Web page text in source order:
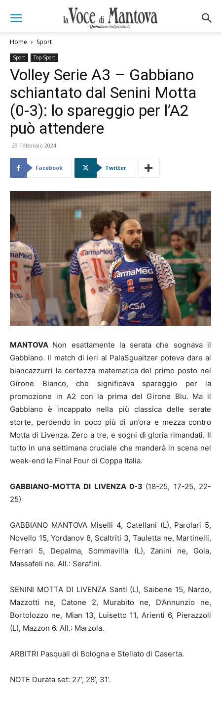
Home Sport
Sport Top-Sport
Volley Serie A3 – Gabbiano
schiantato dal Senini Motta
(0-3): lo spareggio per l’A2
può attendere
29 Febbraio 2024
Facebook Twitter
MANTOVA Non esattamente la serata che sognava il
Gabbiano. Il match di ieri al PalaSguaitzer poteva dare ai
biancazzurri la certezza matematica del primo posto nel
Girone Bianco, che significava spareggio per la
promozione in A2 con la prima del Girone Blu. Ma il
Gabbiano è incappato nella più classica delle serate
storte, perdendo in poco più di un’ora e mezza contro
Motta di Livenza. Zero a tre, e sogni di gloria rimandati. Il
tutto in una settimana cruciale che manderà in scena nel
week-end la Final Four di Coppa Italia.
GABBIANO-MOTTA DI LIVENZA 0-3 (18-25, 17-25, 22-
25)
GABBIANO MANTOVA Miselli 4, Catellani (L), Parolari 5,
Novello 15, Yordanov 8, Scaltriti 3, Tauletta ne, Martinelli,
Ferrari 5, Depalma, Sommavilla (L), Zanini ne, Gola,
Massafeli ne. All.: Serafini.
SENINI MOTTA DI LIVENZA Santi (L), Saibene 15, Nardo,
Mazzotti ne, Catone 2, Murabito ne, D’Annunzio ne,
Bortolozzo ne, Mian 13, Luisetto 11, Arienti 6, Pierazzoli
(L), Mazzon 6. All.: Marzola.
ARBITRI Pasquali di Bologna e Stellato di Caserta.
NOTE Durata set: 27’, 28’, 31’.